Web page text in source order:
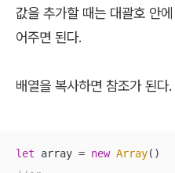
값을 추가할 때는 대괄호 안
어주면 된다.
배열을 복사하면 참조가 된다.
let array = new Array